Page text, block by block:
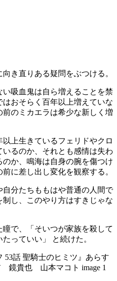
き直りある疑問をぶつける。
吸血鬼は自ら増えることを禁
おそらく百年以上増えていな
のミカエラは希少な新しく増
上生きているフェリドやクロ
るのか、それとも感情は失わ
か、鳴海は自身の腕を傷つけ
に差し出し変化を観察する。
分たちももはや普通の人間で
し、このやり方はすきじゃな
で、「そいつが家族を殺して
っていい」 と続けた。